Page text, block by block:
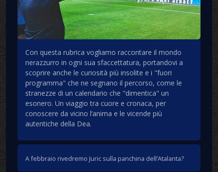
Con questa rubrica vogliamo raccontare il mondo
nerazzurro in ogni sua sfaccettatura, portandovi a
scoprire anche le curiosità più insolite e i "fuori
programma" che ne segnano il percorso, come le
stranezze di un calendario che "dimentica" un
esonero. Un viaggio tra cuore e cronaca, per
conoscere da vicino l’anima e le vicende più
autentiche della Dea.
A febbraio rivedremo Juric sulla panchina dell’Atalanta?